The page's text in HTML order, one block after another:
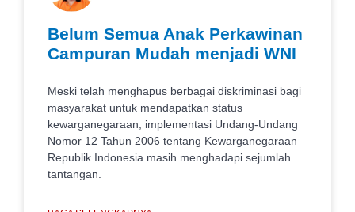
Belum Semua Anak Perkawinan
Campuran Mudah menjadi WNI
Meski telah menghapus berbagai diskriminasi bagi
masyarakat untuk mendapatkan status
kewarganegaraan, implementasi Undang-Undang
Nomor 12 Tahun 2006 tentang Kewarganegaraan
Republik Indonesia masih menghadapi sejumlah
tantangan.